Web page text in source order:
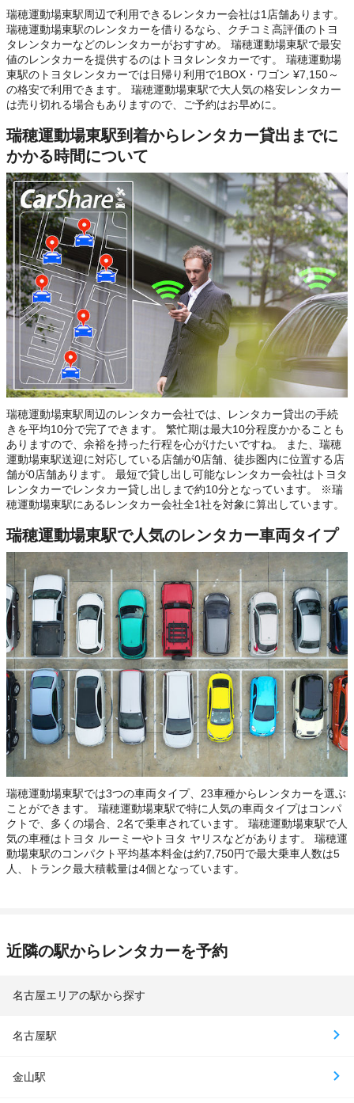
瑞穂運動場東駅周辺で利用できるレンタカー会社は1店舗あります。
瑞穂運動場東駅のレンタカーを借りるなら、クチコミ高評価のトヨ
タレンタカーなどのレンタカーがおすすめ。 瑞穂運動場東駅で最安
値のレンタカーを提供するのはトヨタレンタカーです。 瑞穂運動場
東駅のトヨタレンタカーでは日帰り利用で1BOX・ワゴン ¥7,150～
の格安で利用できます。 瑞穂運動場東駅で大人気の格安レンタカー
は売り切れる場合もありますので、ご予約はお早めに。
瑞穂運動場東駅到着からレンタカー貸出までに
かかる時間について
瑞穂運動場東駅周辺のレンタカー会社では、レンタカー貸出の手続
きを平均10分で完了できます。 繁忙期は最大10分程度かかることも
ありますので、余裕を持った行程を心がけたいですね。 また、瑞穂
運動場東駅送迎に対応している店舗が0店舗、徒歩圏内に位置する店
舗が0店舗あります。 最短で貸し出し可能なレンタカー会社はトヨタ
レンタカーでレンタカー貸し出しまで約10分となっています。 ※瑞
穂運動場東駅にあるレンタカー会社全1社を対象に算出しています。
瑞穂運動場東駅で人気のレンタカー車両タイプ
瑞穂運動場東駅では3つの車両タイプ、23車種からレンタカーを選ぶ
ことができます。 瑞穂運動場東駅で特に人気の車両タイプはコンパ
クトで、多くの場合、2名で乗車されています。 瑞穂運動場東駅で人
気の車種はトヨタ ルーミーやトヨタ ヤリスなどがあります。 瑞穂運
動場東駅のコンパクト平均基本料金は約7,750円で最大乗車人数は5
人、トランク最大積載量は4個となっています。
近隣の駅からレンタカーを予約
名古屋エリアの駅から探す
名古屋駅
金山駅